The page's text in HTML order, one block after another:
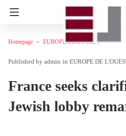
Homepage EUROPE DE L'OUEST
admin in EUROPE DE
France seeks
Jewish lobby